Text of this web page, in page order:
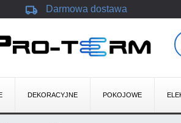
local_shipping Darmowa dostawa
DEKORACYJNE POKOJOWE